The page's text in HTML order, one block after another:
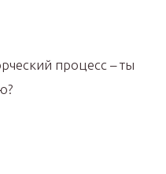
процесс – ты